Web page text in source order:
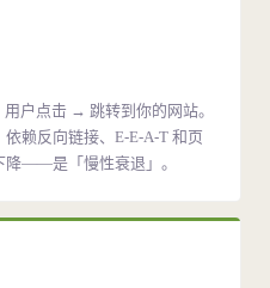
户点击 → 跳转到你的网站。
赖反向链接、E-E-A-T 和页
降——是「慢性衰退」。